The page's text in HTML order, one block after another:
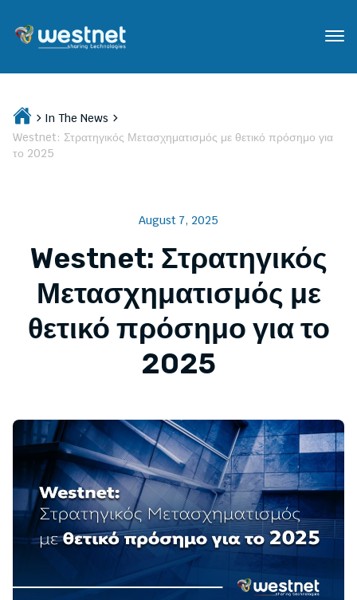
In The News
Westnet: Στρατηγικός Μετασχηματισμός με θετικό πρόσημο για
το 2025
August 7, 2025
Westnet: Στρατηγικός
Μετασχηματισμός με
θετικό πρόσημο για το
2025